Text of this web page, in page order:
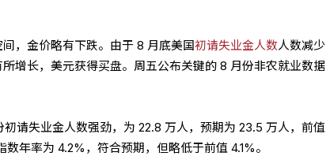
，金价略有下跌。由于 8 月底美国初请失业金人数人数减
增长，美元获得买盘。周五公布关键的 8 月份非农就业数据
请失业金人数强劲，为 22.8 万人，预期为 23.5 万人，前
年率为 4.2%，符合预期，但略低于前值 4.1%。